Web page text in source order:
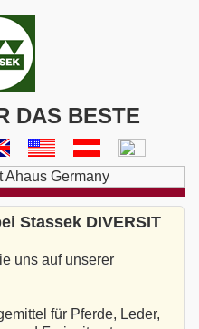
DAS BESTE
Stassek DIVERSIT
uns auf unserer
für Pferde, Leder,